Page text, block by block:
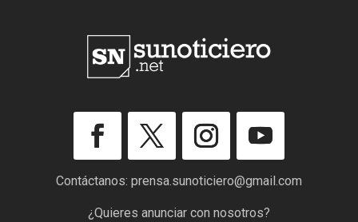
Contáctanos: prensa.sunoticiero@gmail.com
¿Quieres anunciar con nosotros?